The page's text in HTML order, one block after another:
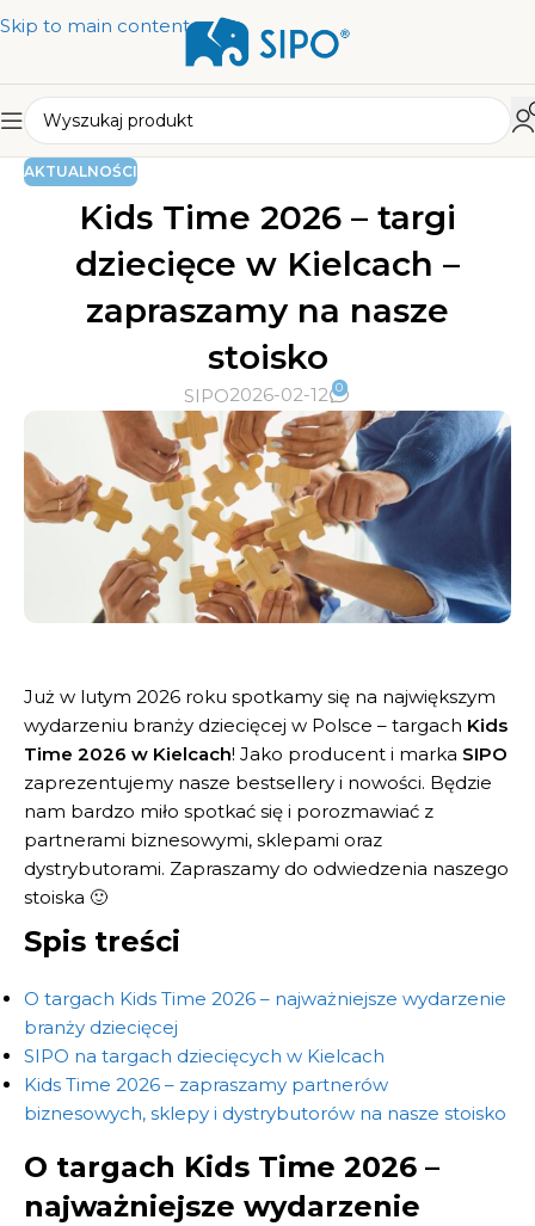
Skip to main content
AKTUALNOŚCI
Kids Time 2026 – targi
dziecięce w Kielcach –
zapraszamy na nasze
stoisko
SIPO2026-02-12 0
Już w lutym 2026 roku spotkamy się na największym
wydarzeniu branży dziecięcej w Polsce – targach Kids
Time 2026 w Kielcach! Jako producent i marka SIPO
zaprezentujemy nasze bestsellery i nowości. Będzie
nam bardzo miło spotkać się i porozmawiać z
partnerami biznesowymi, sklepami oraz
dystrybutorami. Zapraszamy do odwiedzenia naszego
stoiska 🙂
Spis treści
O targach Kids Time 2026 – najważniejsze wydarzenie
branży dziecięcej
SIPO na targach dziecięcych w Kielcach
Kids Time 2026 – zapraszamy partnerów
biznesowych, sklepy i dystrybutorów na nasze stoisko
O targach Kids Time 2026 –
najważniejsze wydarzenie